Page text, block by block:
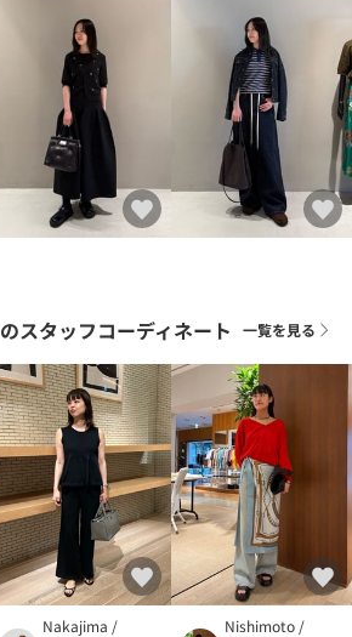
のスタッフコーディネート 一覧を見る
Nakajima /
Nishimoto /